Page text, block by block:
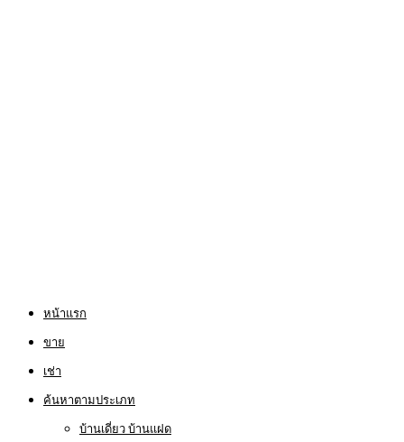
หน้าแรก
ขาย
เช่า
ค้นหาตามประเภท
บ้านเดี่ยว บ้านแฝด